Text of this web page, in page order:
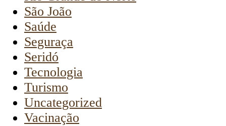
São João
Saúde
Seguraça
Seridó
Tecnologia
Turismo
Uncategorized
Vacinação